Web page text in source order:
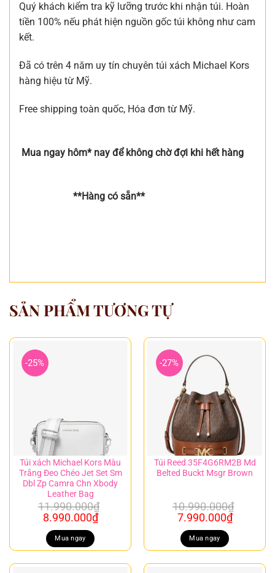
Quý khách kiểm tra kỹ lưỡng trước khi nhận túi. Hoàn
tiền 100% nếu phát hiện nguồn gốc túi không như cam
kết.
Đã có trên 4 năm uy tín chuyên túi xách Michael Kors
hàng hiệu từ Mỹ.
Free shipping toàn quốc, Hóa đơn từ Mỹ.
Mua ngay hôm* nay để không chờ đợi khi hết hàng
**Hàng có sẵn**
SẢN PHẨM TƯƠNG TỰ
-25%
Túi xách Michael Kors Màu
Trắng Đeo Chéo Jet Set Sm
Dbl Zp Camra Chn Xbody
Leather Bag
11.990.000₫
Giá
gốc
là:
11.990.000₫.
8.990.000₫Giá
là:
8.990.000₫.
Mua ngay
-27%
Túi Reed 35F4G6RM2B Md
Belted Buckt Msgr Brown
10.990.000₫
Giá
gốc
là:
10.990.000₫.
7.990.000₫Giá
là:
Mua ngay